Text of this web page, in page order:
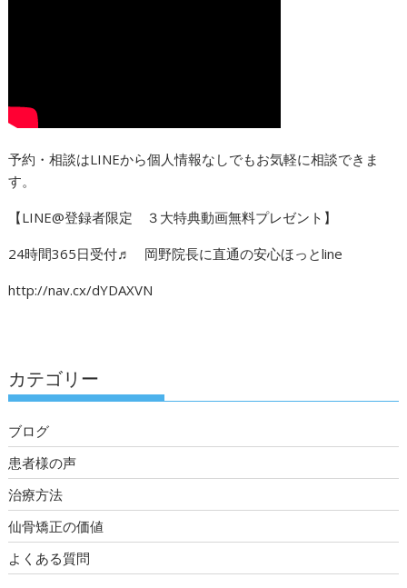
予約・相談はLINEから個人情報なしでもお気軽に相談できま
す。
【LINE@登録者限定 ３大特典動画無料プレゼント】
24時間365日受付♬ 岡野院長に直通の安心ほっとline
http://nav.cx/dYDAXVN
カテゴリー
ブログ
患者様の声
治療方法
仙骨矯正の価値
よくある質問